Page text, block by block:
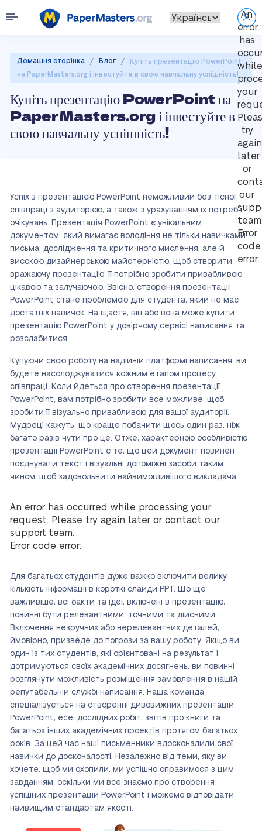
An
error
has
while
your
try
again
later
or
our
Error
code
error:
Домашня сторінка / Блог /
Купіть презентацію PowerPoint
на PaperMasters.org і інвестуйте в свою навчальну успішність!
Купіть презентацію PowerPoint на
PaperMasters.org і інвестуйте в
свою навчальну успішність!
Успіх з презентацією PowerPoint неможливий без тісної
співпраці з аудиторією, а також з урахуванням їх потреб і
очікувань. Презентація PowerPoint є унікальним
документом, який вимагає володіння не тільки навичками
письма, дослідження та критичного мислення, але й
високою дизайнерською майстерністю. Щоб створити
вражаючу презентацію, її потрібно зробити привабливою,
цікавою та залучаючою. Звісно, створення презентації
PowerPoint стане проблемою для студента, який не має
достатніх навичок. На щастя, він або вона може купити
презентацію PowerPoint у довірчому сервісі написання та
розслабитися.
Купуючи свою роботу на надійній платформі написання, ви
будете насолоджуватися кожним етапом процесу
співпраці. Коли йдеться про створення презентації
PowerPoint, вам потрібно зробити все можливе, щоб
зробити її візуально привабливою для вашої аудиторії.
Мудреці кажуть, що краще побачити щось один раз, ніж
багато разів чути про це. Отже, характерною особливістю
презентації PowerPoint є те, що цей документ повинен
поєднувати текст і візуальні допоміжні засоби таким
чином, щоб задовольнити найвимогливішого викладача.
An error has occurred while processing your
request. Please try again later or contact our
support team.
Error code error:
Для багатьох студентів дуже важко включити велику
кількість інформації в короткі слайди PPT. Що ще
важливіше, всі факти та ідеї, включені в презентацію,
повинні бути релевантними, точними та дійсними.
Включення незручних або нерелевантних деталей,
ймовірно, призведе до погрози за вашу роботу. Якщо ви
один із тих студентів, які орієнтовані на результат і
дотримуються своїх академічних досягнень, ви повинні
розглянути можливість розміщення замовлення в нашій
репутабельній службі написання. Наша команда
спеціалізується на створенні дивовижних презентацій
PowerPoint, есе, дослідних робіт, звітів про книги та
багатьох інших академічних проектів протягом багатьох
років. За цей час наші письменники вдосконалили свої
навички до досконалості. Незалежно від теми, яку ви
хочете, щоб ми охопили, ми успішно справимося з цим
завданням, оскільки ми все знаємо про створення
успішних презентацій PowerPoint і можемо відповідати
найвищим стандартам якості.